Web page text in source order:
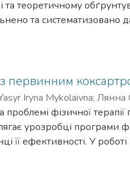
та теоретичному
та систематизовано
спастичні
методи
що
формами ДЦП з метою
первинним
Iryna Mykolaivna; Лянна
фізичної
урозробці програми
її ефективності. У
з проблеми